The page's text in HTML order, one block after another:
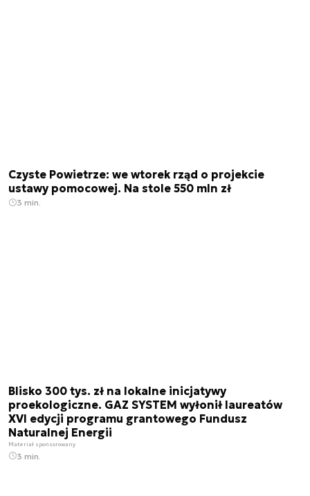
Czyste Powietrze: we wtorek rząd o projekcie
ustawy pomocowej. Na stole 550 mln zł
3 min.
Blisko 300 tys. zł na lokalne inicjatywy
proekologiczne. GAZ SYSTEM wyłonił laureatów
XVI edycji programu grantowego Fundusz
Naturalnej Energii
Materiał sponsorowany
3 min.